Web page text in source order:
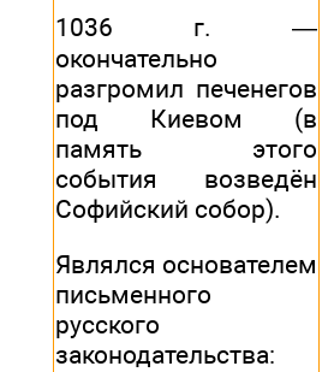
1036 г. —
окончательно
разгромил печенегов
под Киевом (в
память этого
события возведён
Софийский собор).
Являлся основателем
письменного
русского
законодательства: